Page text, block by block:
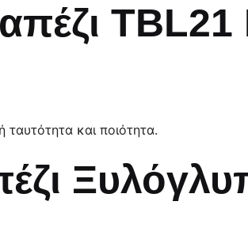
TBL21
ταυτότητα και ποιότητα.